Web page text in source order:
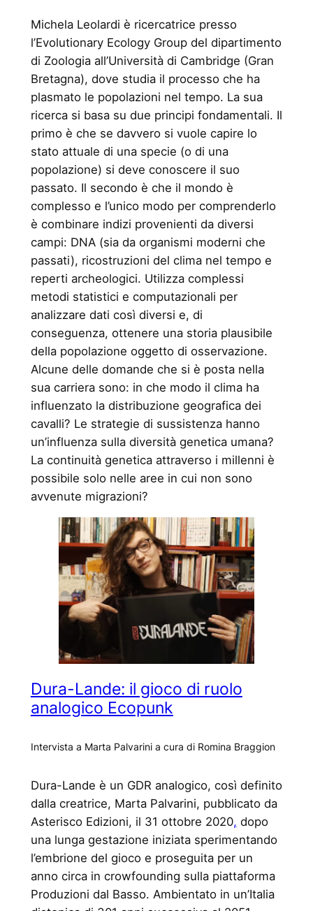
Michela Leolardi è ricercatrice presso
l’Evolutionary Ecology Group del dipartimento
di Zoologia all’Università di Cambridge (Gran
Bretagna), dove studia il processo che ha
plasmato le popolazioni nel tempo. La sua
ricerca si basa su due principi fondamentali. Il
primo è che se davvero si vuole capire lo
stato attuale di una specie (o di una
popolazione) si deve conoscere il suo
passato. Il secondo è che il mondo è
complesso e l’unico modo per comprenderlo
è combinare indizi provenienti da diversi
campi: DNA (sia da organismi moderni che
passati), ricostruzioni del clima nel tempo e
reperti archeologici. Utilizza complessi
metodi statistici e computazionali per
analizzare dati così diversi e, di
conseguenza, ottenere una storia plausibile
della popolazione oggetto di osservazione.
Alcune delle domande che si è posta nella
sua carriera sono: in che modo il clima ha
influenzato la distribuzione geografica dei
cavalli? Le strategie di sussistenza hanno
un’influenza sulla diversità genetica umana?
La continuità genetica attraverso i millenni è
possibile solo nelle aree in cui non sono
avvenute migrazioni?
Dura-Lande: il gioco di ruolo
analogico Ecopunk
Intervista a Marta Palvarini a cura di Romina Braggion
Dura-Lande è un GDR analogico, così definito
dalla creatrice, Marta Palvarini, pubblicato da
Asterisco Edizioni, il 31 ottobre 2020, dopo
una lunga gestazione iniziata sperimentando
l’embrione del gioco e proseguita per un
anno circa in crowfounding sulla piattaforma
Produzioni dal Basso. Ambientato in un’Italia